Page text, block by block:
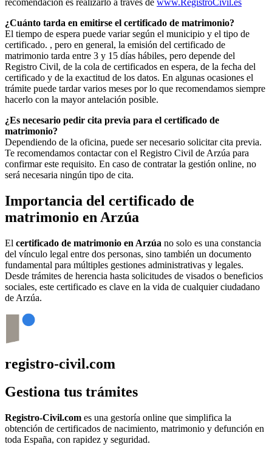
¿Cuánto tarda en emitirse el certificado de matrimonio?
El tiempo de espera puede variar según el municipio y el tipo de
certificado. , pero en general, la emisión del certificado de
matrimonio tarda entre 3 y 15 días hábiles, pero depende del
Registro Civil, de la cola de certificados en espera, de la fecha del
certificado y de la exactitud de los datos. En algunas ocasiones el
trámite puede tardar varios meses por lo que recomendamos siempre
hacerlo con la mayor antelación posible.
¿Es necesario pedir cita previa para el certificado de
matrimonio?
Dependiendo de la oficina, puede ser necesario solicitar cita previa.
Te recomendamos contactar con el Registro Civil de Arzúa para
confirmar este requisito. En caso de contratar la gestión online, no
será necesaria ningún tipo de cita.
Importancia del certificado de
matrimonio en Arzúa
El certificado de matrimonio en Arzúa no solo es una constancia
del vínculo legal entre dos personas, sino también un documento
fundamental para múltiples gestiones administrativas y legales.
Desde trámites de herencia hasta solicitudes de visados o beneficios
sociales, este certificado es clave en la vida de cualquier ciudadano
de Arzúa.
registro-civil.com
Gestiona tus trámites
Registro-Civil.com es una gestoría online que simplifica la
obtención de certificados de nacimiento, matrimonio y defunción en
toda España, con rapidez y seguridad.